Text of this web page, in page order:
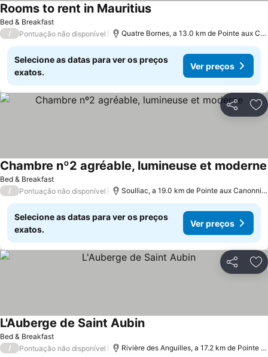
Bed & Breakfast
Rooms to rent in Mauritius
/ Pontuação não disponível Quatre Bornes, a 13.0 km de Pointe aux Canonniers
Selecione as datas para ver os preços
exatos.
Ver preços
Partilhar
Bed & Breakfast
Chambre nº2 agréable, lumineuse et moderne
/ Pontuação não disponível Soulliac, a 19.0 km de Pointe aux Canonniers
Selecione as datas para ver os preços
exatos.
Ver preços
Partilhar
Bed & Breakfast
L'Auberge de Saint Aubin
/ Pontuação não disponível Rivière des Anguilles, a 17.2 km de Pointe aux Canonniers